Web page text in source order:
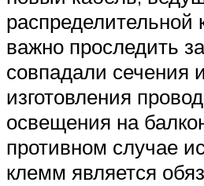
распределительной
важно проследить
совпадали сечения
изготовления
освещения на
противном случае
клемм является